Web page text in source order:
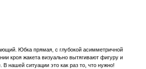
Юбка прямая, с глубокой асимметричной
кроя жакета визуально вытягивают фигуру и
В нашей ситуации это как раз то, что нужно!